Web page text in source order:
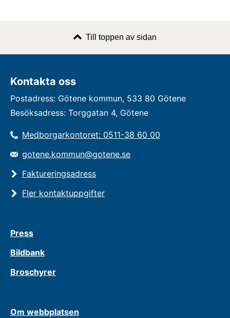
Till toppen av sidan
Kontakta oss
Postadress: Götene kommun, 533 80 Götene
Besöksadress: Torggatan 4, Götene
Medborgarkontoret: 0511-38 60 00
gotene.kommun@gotene.se
Faktureringsadress
Fler kontaktuppgifter
Press
Bildbank
Broschyrer
Om webbplatsen